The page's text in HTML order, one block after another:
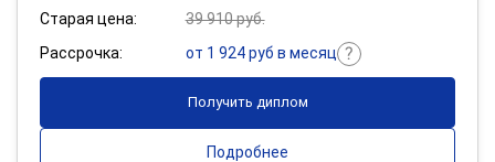
Старая цена:
39 910 руб.
Рассрочка:
от 1 924 руб в месяц
Получить диплом
Подробнее